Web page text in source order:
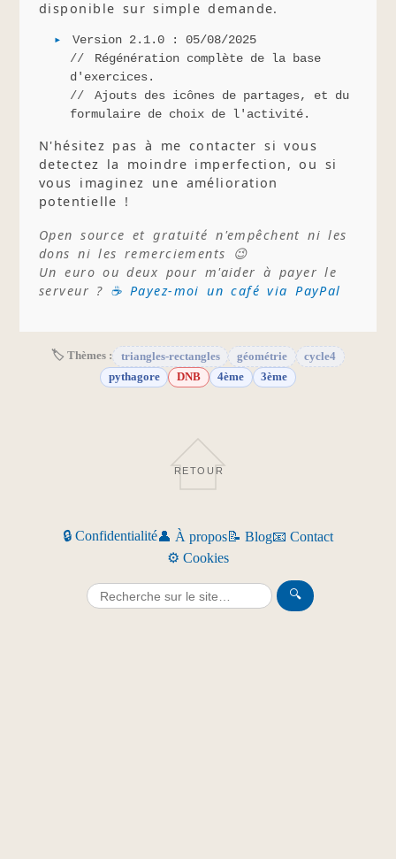
disponible sur simple demande.
Version 2.1.0 : 05/08/2025
Régénération complète de la base
d'exercices.
Ajouts des icônes de partages, et du
formulaire de choix de l'activité.
N'hésitez pas à me contacter si vous
detectez la moindre imperfection, ou si
vous imaginez une amélioration
potentielle !
Open source et gratuité n'empêchent ni les
dons ni les remerciements 😉
Un euro ou deux pour m'aider à payer le
serveur ? ☕ Payez-moi un café via PayPal
🏷 Thèmes : triangles-rectangles géométrie
cycle4
pythagore
DNB 4ème 3ème
RETOUR
🔒 Confidentialité👤 À propos📝 Blog📧 Contact
⚙️ Cookies
🔍